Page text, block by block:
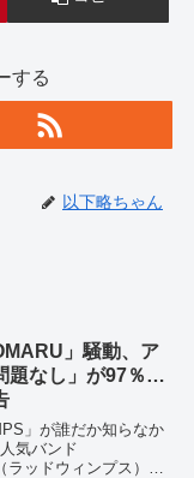
する
以下略ちゃん
」騒動、ア
題なし」が97％…
」が誰だか知らなか
気バンド
ラッドウィンプス）の